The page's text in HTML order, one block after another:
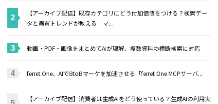
【アーカイブ配信】既存カテゴリにどう付加価値をつける？検索デー
タと購買トレンドが教える「マ...
動画・PDF・画像をまとめてAIが理解、複数資料の横断検索に対応
ferret One、AIでBtoBマーケを加速させる「ferret One MCPサーバ...
【アーカイブ配信】消費者は生成AIをどう使っている？生成AIの利用実